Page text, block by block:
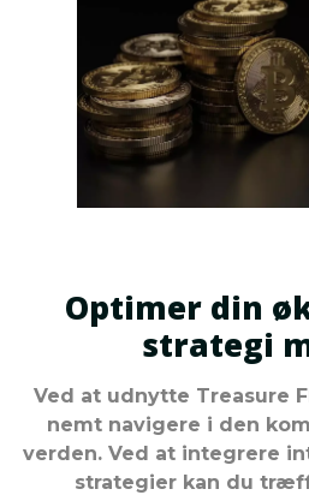
Optimer din
strategi
Ved at udnytte Treasure
nemt navigere i den
verden. Ved at integrere
strategier kan du